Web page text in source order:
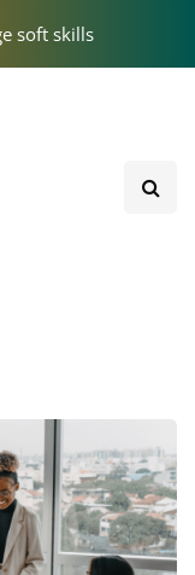
soft skills